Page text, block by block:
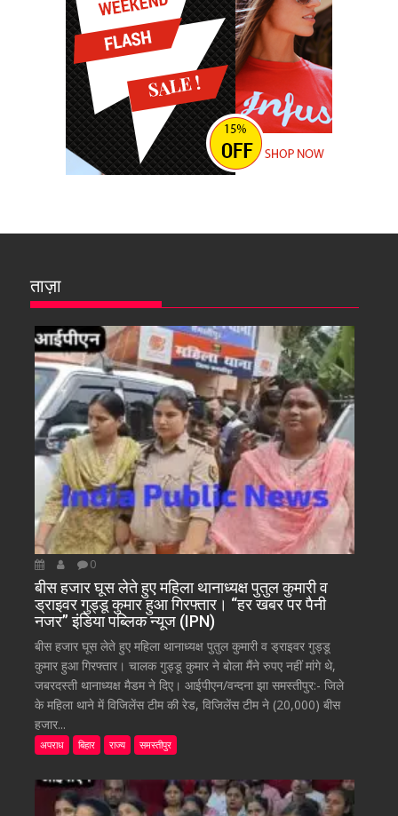
ताज़ा
0
बीस हजार घूस लेते हुए महिला थानाध्यक्ष पुतुल कुमारी व
ड्राइवर गुड्डू कुमार हुआ गिरफ्तार। “हर खबर पर पैनी
नजर” इंडिया पब्लिक न्यूज (IPN)
बीस हजार घूस लेते हुए महिला थानाध्यक्ष पुतुल कुमारी व ड्राइवर गुड्डू
कुमार हुआ गिरफ्तार। चालक गुड्डू कुमार ने बोला मैंने रुपए नहीं मांगे थे,
जबरदस्ती थानाध्यक्ष मैडम ने दिए। आईपीएन/वन्दना झा समस्तीपुर:- जिले
के महिला थाने में विजिलेंस टीम की रेड, विजिलेंस टीम ने (20,000) बीस
हजार...
अपराध बिहार राज्य समस्तीपुर